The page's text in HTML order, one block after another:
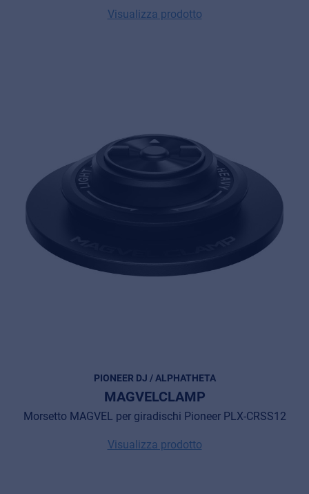
Visualizza prodotto
PIONEER DJ / ALPHATHETA
MAGVELCLAMP
Morsetto MAGVEL per giradischi Pioneer PLX-CRSS12
Visualizza prodotto